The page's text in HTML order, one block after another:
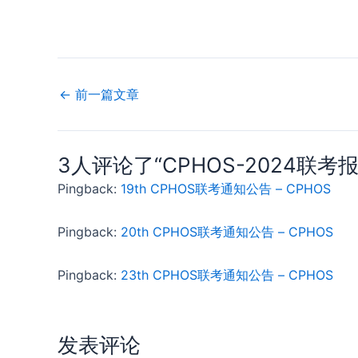
← 前一篇文章
3人评论了“CPHOS-2024联考
Pingback: 19th CPHOS联考通知公告 – CPHOS
Pingback: 20th CPHOS联考通知公告 – CPHOS
Pingback: 23th CPHOS联考通知公告 – CPHOS
发表评论